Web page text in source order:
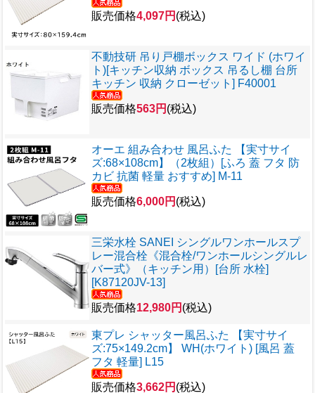
販売価格4,097円 (税込)
不動技研 吊り戸棚ボックス ワイド (ホワイ
ト)[キッチン収納 ボックス 吊るし棚 台所
キッチン 収納 クローゼット] F40001
販売価格563円 (税込)
オーエ 組み合わせ 風呂ふた 【実寸サイ
ズ:68×108cm】（2枚組）[ふろ 蓋 フタ 防
カビ 抗菌 軽量 おすすめ] M-11
販売価格6,000円 (税込)
三栄水栓 SANEI シングルワンホールスプ
レー混合栓《混合栓/ワンホールシングルレ
バー式》（キッチン用）[台所 水栓]
[K87120JV-13]
販売価格12,980円 (税込)
東プレ シャッター風呂ふた 【実寸サイ
ズ:75×149.2cm】 WH(ホワイト) [風呂 蓋
フタ 軽量] L15
販売価格3,662円 (税込)